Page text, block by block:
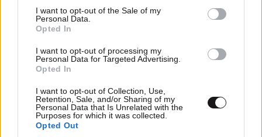
consent section.
I want to opt-out of the Sale of my
Personal Data.
Opted In
I want to opt-out of processing my
Personal Data for Targeted Advertising.
Opted In
I want to opt-out of Collection, Use,
Retention, Sale, and/or Sharing of my
Personal Data that Is Unrelated with the
Purposes for which it was collected.
Opted Out
ενα μήνα και τωρα θυμηθήκατε να βγάλετε είδηση...